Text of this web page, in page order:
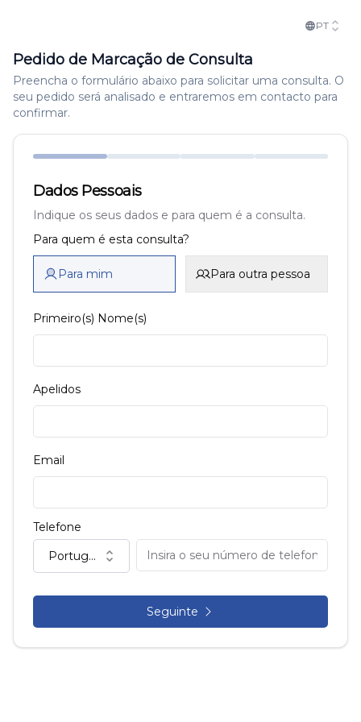
PT
Pedido de Marcação de Consulta
Preencha o formulário abaixo para solicitar uma consulta. O
seu pedido será analisado e entraremos em contacto para
confirmar.
Dados Pessoais
Indique os seus dados e para quem é a consulta.
Para quem é esta consulta?
Para mim Para outra pessoa
Primeiro(s) Nome(s)
Apelidos
Email
Telefone
Portugal (+351)
Seguinte